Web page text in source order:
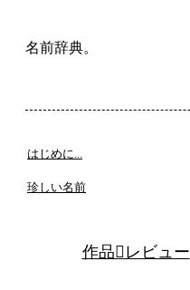
名前辞典。
はじめに...
珍しい名前
作品レビュー